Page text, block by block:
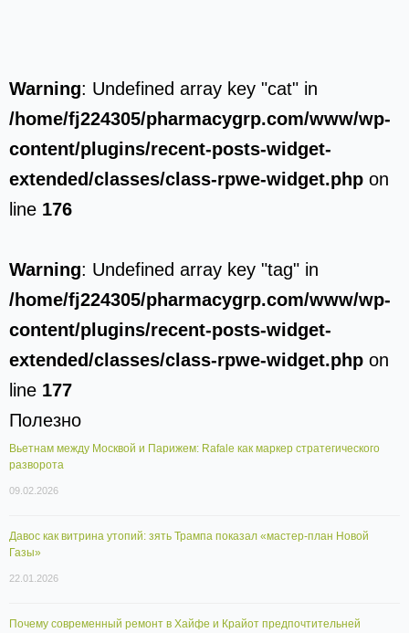
Warning: Undefined array key "cat" in
/home/fj224305/pharmacygrp.com/www/wp-
content/plugins/recent-posts-widget-
extended/classes/class-rpwe-widget.php on
line 176
Warning: Undefined array key "tag" in
/home/fj224305/pharmacygrp.com/www/wp-
content/plugins/recent-posts-widget-
extended/classes/class-rpwe-widget.php on
line 177
Полезно
Вьетнам между Москвой и Парижем: Rafale как маркер стратегического
разворота
09.02.2026
Давос как витрина утопий: зять Трампа показал «мастер-план Новой
Газы»
22.01.2026
Почему современный ремонт в Хайфе и Крайот предпочтительней